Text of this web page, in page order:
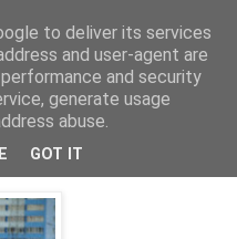
Piasku
to deliver its services
and user-agent are
and security
generate usage
abuse.
GOT IT